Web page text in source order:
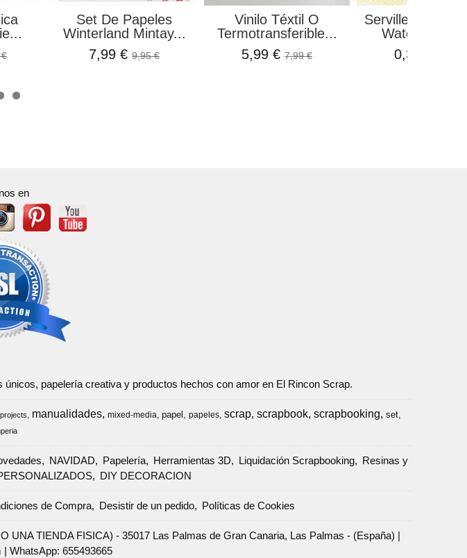
Set De Papeles
Winterland Mintay...
7,99 €9,95 €
Vinilo Téxtil O
Termotransferible...
5,99 €7,99 €
Servilleta
Watering
0,32 €
en
papelería creativa y productos hechos con amor en El Rincon Scrap.
manualidades mixed-media papel papeles scrap scrapbook scrapbooking set
NAVIDAD Papelería Herramientas 3D Liquidación Scrapbooking
Resinas y
DIY DECORACION
de Compra Desistir de un pedido Políticas de Cookies
TIENDA FISICA) - 35017 Las Palmas de Gran Canaria, Las Palmas - (España) |
|WhatsApp: 655493665